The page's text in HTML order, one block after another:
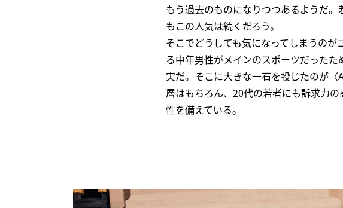
もう過去のものになりつつあるようだ
もこの人気は続くだろう。
そこでどうしても気になってしまうの
る中年男性がメインのスポーツだった
実だ。そこに大きな一石を投じたのが
層はもちろん、20代の若者にも訴求力
性を備えている。